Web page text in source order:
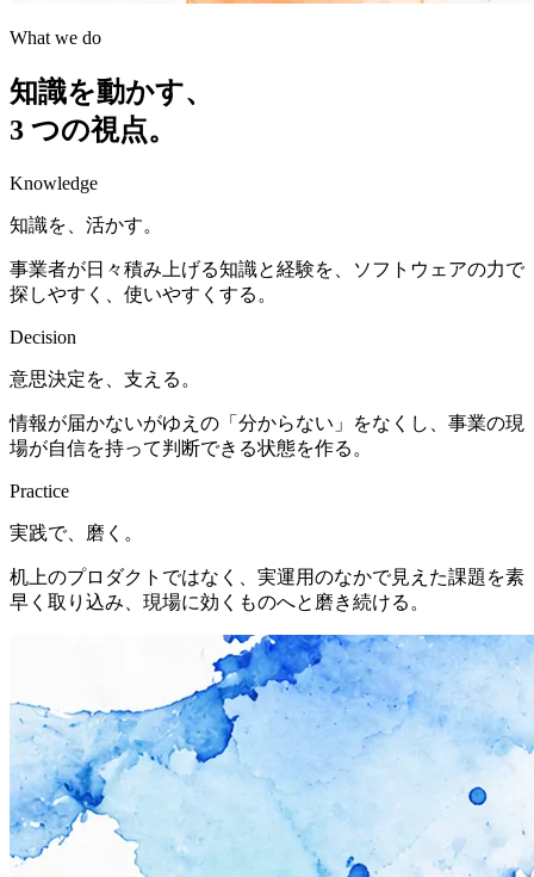
What we do
知識を動かす、
3 つの視点。
Knowledge
知識を、活かす。
事業者が日々積み上げる知識と経験を、ソフトウェアの力で
探しやすく、使いやすくする。
Decision
意思決定を、支える。
情報が届かないがゆえの「分からない」をなくし、事業の現
場が自信を持って判断できる状態を作る。
Practice
実践で、磨く。
机上のプロダクトではなく、実運用のなかで見えた課題を素
早く取り込み、現場に効くものへと磨き続ける。